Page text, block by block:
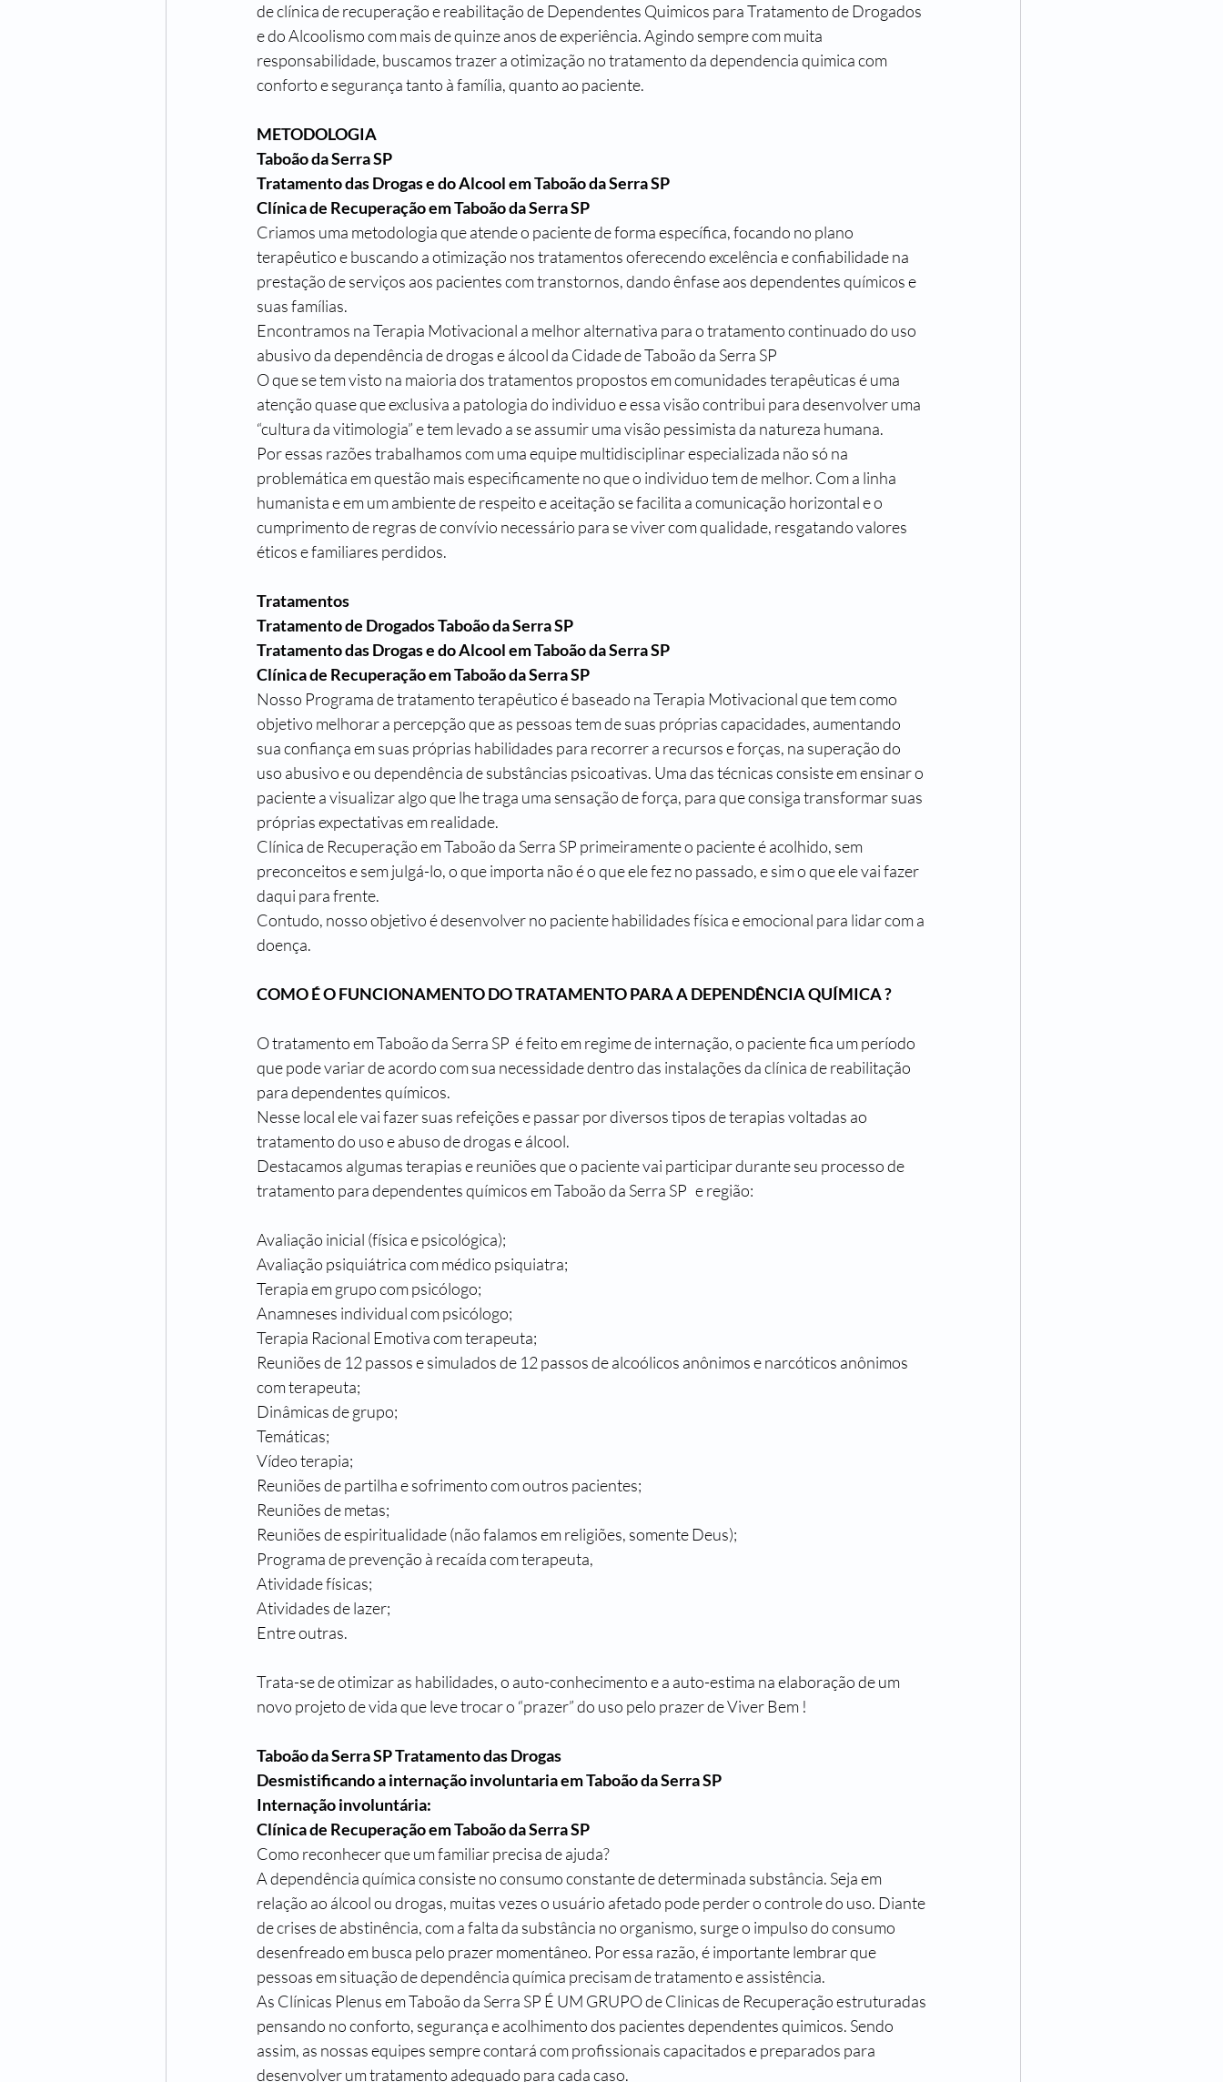
de clínica de recuperação e reabilitação de Dependentes Quimicos para Tratamento de Drogados
e do Alcoolismo com mais de quinze anos de experiência. Agindo sempre com muita
responsabilidade, buscamos trazer a otimização no tratamento da dependencia quimica com
conforto e segurança tanto à família, quanto ao paciente.
METODOLOGIA
Taboão da Serra SP
Tratamento das Drogas e do Alcool em Taboão da Serra SP
Clínica de Recuperação em Taboão da Serra SP
Criamos uma metodologia que atende o paciente de forma específica, focando no plano
terapêutico e buscando a otimização nos tratamentos oferecendo excelência e confiabilidade na
prestação de serviços aos pacientes com transtornos, dando ênfase aos dependentes químicos e
suas famílias.
Encontramos na Terapia Motivacional a melhor alternativa para o tratamento continuado do uso
abusivo da dependência de drogas e álcool da Cidade de Taboão da Serra SP
O que se tem visto na maioria dos tratamentos propostos em comunidades terapêuticas é uma
atenção quase que exclusiva a patologia do individuo e essa visão contribui para desenvolver uma
“cultura da vitimologia” e tem levado a se assumir uma visão pessimista da natureza humana.
Por essas razões trabalhamos com uma equipe multidisciplinar especializada não só na
problemática em questão mais especificamente no que o individuo tem de melhor. Com a linha
humanista e em um ambiente de respeito e aceitação se facilita a comunicação horizontal e o
cumprimento de regras de convívio necessário para se viver com qualidade, resgatando valores
éticos e familiares perdidos.
Tratamentos
Tratamento de Drogados Taboão da Serra SP
Tratamento das Drogas e do Alcool em Taboão da Serra SP
Clínica de Recuperação em Taboão da Serra SP
Nosso Programa de tratamento terapêutico é baseado na Terapia Motivacional que tem como
objetivo melhorar a percepção que as pessoas tem de suas próprias capacidades, aumentando
sua confiança em suas próprias habilidades para recorrer a recursos e forças, na superação do
uso abusivo e ou dependência de substâncias psicoativas. Uma das técnicas consiste em ensinar o
paciente a visualizar algo que lhe traga uma sensação de força, para que consiga transformar suas
próprias expectativas em realidade.
Clínica de Recuperação em Taboão da Serra SP primeiramente o paciente é acolhido, sem
preconceitos e sem julgá-lo, o que importa não é o que ele fez no passado, e sim o que ele vai fazer
daqui para frente.
Contudo, nosso objetivo é desenvolver no paciente habilidades física e emocional para lidar com a
doença.
COMO É O FUNCIONAMENTO DO TRATAMENTO PARA A DEPENDÊNCIA QUÍMICA ?
O tratamento em Taboão da Serra SP é feito em regime de internação, o paciente fica um período
que pode variar de acordo com sua necessidade dentro das instalações da clínica de reabilitação
para dependentes químicos.
Nesse local ele vai fazer suas refeições e passar por diversos tipos de terapias voltadas ao
tratamento do uso e abuso de drogas e álcool.
Destacamos algumas terapias e reuniões que o paciente vai participar durante seu processo de
tratamento para dependentes químicos em Taboão da Serra SP
  e região:
Avaliação inicial (física e psicológica);
Avaliação psiquiátrica com médico psiquiatra;
Terapia em grupo com psicólogo;
Anamneses individual com psicólogo;
Terapia Racional Emotiva com terapeuta;
Reuniões de 12 passos e simulados de 12 passos de alcoólicos anônimos e narcóticos anônimos
com terapeuta;
Dinâmicas de grupo;
Temáticas;
Vídeo terapia;
Reuniões de partilha e sofrimento com outros pacientes;
Reuniões de metas;
Reuniões de espiritualidade (não falamos em religiões, somente Deus);
Programa de prevenção à recaída com terapeuta,
Atividade físicas;
Atividades de lazer;
Entre outras.
Trata-se de otimizar as habilidades, o auto-conhecimento e a auto-estima na elaboração de um
novo projeto de vida que leve trocar o “prazer” do uso pelo prazer de Viver Bem !
Taboão da Serra SP Tratamento das Drogas
Desmistificando a internação involuntaria em Taboão da Serra SP
Internação involuntária:
Clínica de Recuperação em Taboão da Serra SP
Como reconhecer que um familiar precisa de ajuda?
A dependência química consiste no consumo constante de determinada substância. Seja em
relação ao álcool ou drogas, muitas vezes o usuário afetado pode perder o controle do uso. Diante
de crises de abstinência, com a falta da substância no organismo, surge o impulso do consumo
desenfreado em busca pelo prazer momentâneo. Por essa razão, é importante lembrar que
pessoas em situação de dependência química precisam de tratamento e assistência.
As Clínicas Plenus em Taboão da Serra SP É UM GRUPO de Clinicas de Recuperação estruturadas
pensando no conforto, segurança e acolhimento dos pacientes dependentes quimicos. Sendo
assim, as nossas equipes sempre contará com profissionais capacitados e preparados para
desenvolver um tratamento adequado para cada caso.